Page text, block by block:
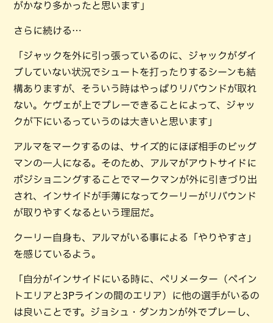
がかなり多かったと思います」
さらに続ける…
「ジャックを外に引っ張っているのに、ジャックがダイ
ブしていない状況でシュートを打ったりするシーンも結
構ありますが、そういう時はやっぱりリバウンドが取れ
ない。ケヴェが上でプレーできることによって、ジャッ
クが下にいるっていうのは大きいと思います」
アルマをマークするのは、サイズ的にほぼ相手のビッグ
マンの一人になる。そのため、アルマがアウトサイドに
ポジショニングすることでマークマンが外に引きづり出
され、インサイドが手薄になってクーリーがリバウンド
が取りやすくなるという理屈だ。
クーリー自身も、アルマがいる事による「やりやすさ」
を感じているよう。
「自分がインサイドにいる時に、ペリメーター（ペイン
トエリアと3Pラインの間のエリア）に他の選手がいるの
は良いことです。ジョシュ・ダンカンが外でプレーし、